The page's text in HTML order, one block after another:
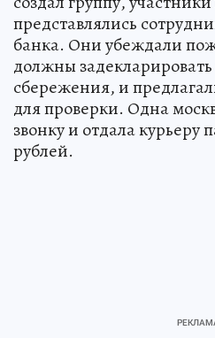
Суд установил, что
создал группу,
представлялись
банка. Они убеждали
должны
сбережения, и
для проверки. Одна
звонку и отдала курьеру